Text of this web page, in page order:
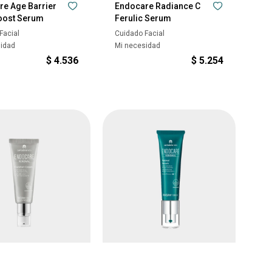
Age Barrier
Serum
$ 4.536
Endocare Radiance C
Ferulic Serum
Cuidado Facial
Mi necesidad
$ 5.254